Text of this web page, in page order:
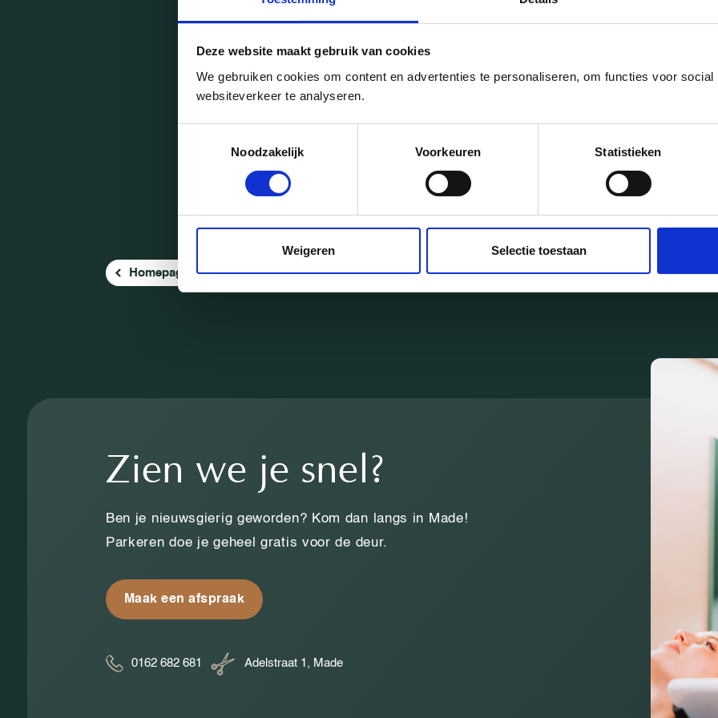
Deze website maakt gebruik van cookies
We gebruiken cookies om content en advertenties te personaliseren, om functies voor
websiteverkeer te analyseren.
Noodzakelijk
Voorkeuren Statistieken
Weigeren Selectie toestaan
6/12/2022
Picasso verwelkomt tophaarstylist
afgelopen jaar
Homepage
Zien we je snel?
Ben je nieuwsgierig geworden? Kom dan langs in Made!
Parkeren doe je geheel gratis voor de deur.
Maak een afspraak
0162 682 681 Adelstraat 1, Made